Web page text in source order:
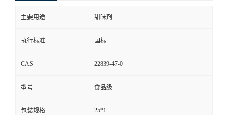
主要用途 甜味剂
执行标准 国标
CAS 22839-47-0
型号 食品级
包装规格 25*1